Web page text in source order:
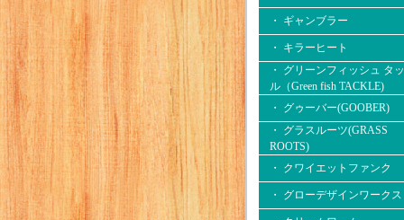
・ ギャンブラー
・ キラーヒート
・ グリーンフィッシュ タ
ル（Green fish TACKLE)
・ グゥーバー(GOOBER)
・ グラスルーツ(GRASS
ROOTS)
・ クワイエットファンク
・ グローデザインワークス